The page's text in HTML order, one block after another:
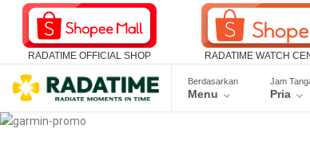
RADATIME OFFICIAL SHOP RADATIME WATCH
Berdasarkan
Menu
Jam
Pria